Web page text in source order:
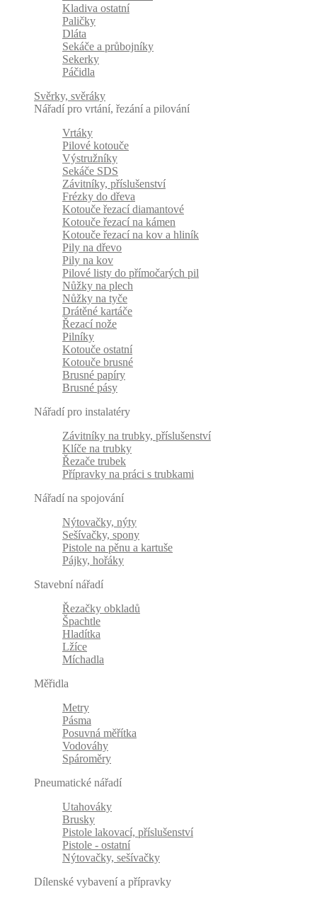
Kladiva ostatní
Paličky
Dláta
Sekáče a průbojníky
Sekerky
Páčidla
Svěrky, svěráky
Nářadí pro vrtání, řezání a pilování
Vrtáky
Pilové kotouče
Výstružníky
Sekáče SDS
Závitníky, příslušenství
Frézky do dřeva
Kotouče řezací diamantové
Kotouče řezací na kámen
Kotouče řezací na kov a hliník
Pily na dřevo
Pily na kov
Pilové listy do přímočarých pil
Nůžky na plech
Nůžky na tyče
Drátěné kartáče
Řezací nože
Pilníky
Kotouče ostatní
Kotouče brusné
Brusné papíry
Brusné pásy
Nářadí pro instalatéry
Závitníky na trubky, příslušenství
Klíče na trubky
Řezače trubek
Přípravky na práci s trubkami
Nářadí na spojování
Nýtovačky, nýty
Sešívačky, spony
Pistole na pěnu a kartuše
Pájky, hořáky
Stavební nářadí
Řezačky obkladů
Špachtle
Hladítka
Lžíce
Míchadla
Měřidla
Metry
Pásma
Posuvná měřítka
Vodováhy
Spároměry
Pneumatické nářadí
Utahováky
Brusky
Pistole lakovací, příslušenství
Pistole - ostatní
Nýtovačky, sešívačky
Dílenské vybavení a přípravky